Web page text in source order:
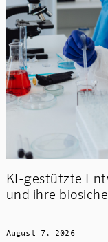
KI-gestützte
und ihre
August 7, 2026